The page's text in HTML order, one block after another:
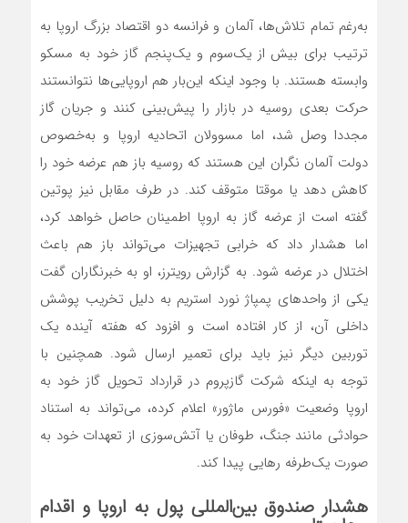
به‌رغم تمام تلاش‌ها، آلمان و فرانسه دو اقتصاد بزرگ اروپا به
ترتیب برای بیش از یک‌سوم و یک‌پنجم گاز خود به مسکو
وابسته هستند. با وجود اینکه این‌بار هم اروپایی‌ها نتوانستند
حرکت بعدی روسیه در بازار را پیش‌بینی کنند و جریان گاز
مجددا وصل شد، اما مسوولان اتحادیه اروپا و به‌خصوص
دولت آلمان نگران این هستند که روسیه باز هم عرضه خود را
کاهش دهد یا موقتا متوقف کند. در طرف مقابل نیز پوتین
گفته است از عرضه گاز به اروپا اطمینان حاصل خواهد کرد،
اما هشدار داد که خرابی تجهیزات می‌تواند باز هم باعث
اختلال در عرضه شود. به گزارش رویترز، او به خبرنگاران گفت
یکی از واحدهای پمپاژ نورد استریم به دلیل تخریب پوشش
داخلی آن، از کار افتاده است و افزود که هفته آینده یک
توربین دیگر نیز باید برای تعمیر ارسال شود. همچنین با
توجه به اینکه شرکت گازپروم در قرارداد تحویل گاز خود به
اروپا وضعیت «فورس ماژور» اعلام کرده، می‌تواند به استناد
حوادثی مانند جنگ، طوفان یا آتش‌سوزی از تعهدات خود به
صورت یک‌طرفه رهایی پیدا کند.
هشدار صندوق‌ بین‌المللی پول به اروپا و اقدام